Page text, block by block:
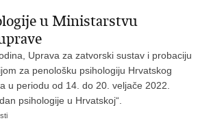
u Ministarstvu
Uprava za zatvorski sustav i probaciju
za penološku psihologiju Hrvatskog
u periodu od 14. do 20. veljače 2022.
psihologije u Hrvatskoj“.